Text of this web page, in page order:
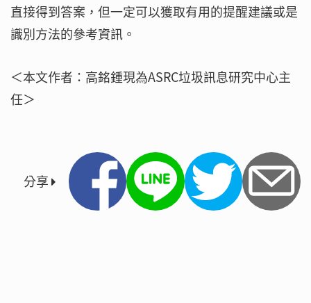
直接得到答案，但一定可以獲取有用的提醒建議或是
識別方法的參考資訊。
＜本文作者：高銘鍾現為ASRC垃圾訊息研究中心主
任＞
分享